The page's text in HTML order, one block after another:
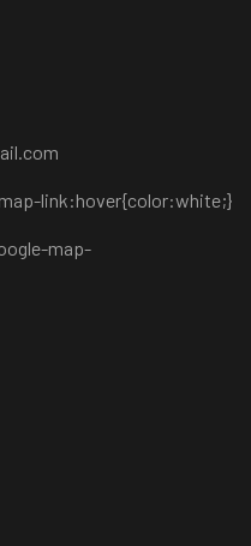
link:hover{color:white;}
map-